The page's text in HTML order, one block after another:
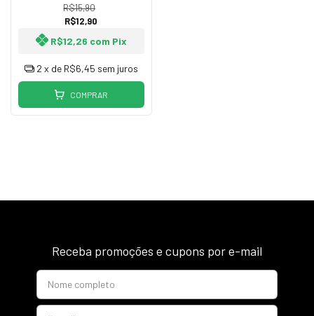
R$15,90
R$12,90
R$12,26 com Pix
2 x de R$6,45 sem juros
COMPRAR
Receba promoções e cupons por e-mail